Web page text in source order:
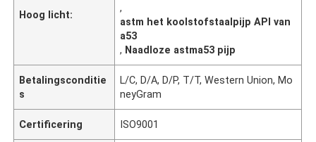
Hoog licht:
,
astm het koolstofstaalpijp API van
a53
, Naadloze astma53 pijp
Betalingsconditie
s
L/C, D/A, D/P, T/T, Western Union, Mo
neyGram
Certificering ISO9001